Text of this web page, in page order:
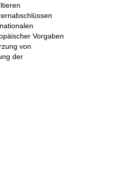
Vorgaben
von
der